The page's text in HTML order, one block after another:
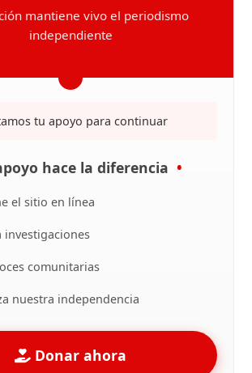
mantiene vivo el periodismo
independiente
tu apoyo para continuar
hace la diferencia
el sitio en línea
investigaciones
comunitarias
nuestra independencia
Donar ahora